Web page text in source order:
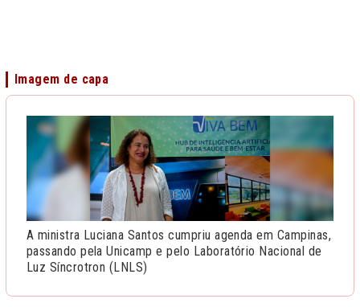
Imagem de capa
A ministra Luciana Santos cumpriu agenda em Campinas,
passando pela Unicamp e pelo Laboratório Nacional de
Luz Síncrotron (LNLS)